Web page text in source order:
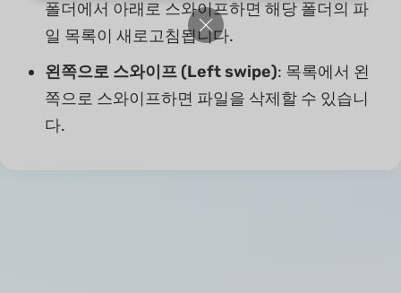
폴더에서 아래로 스와이프하면 해당 폴더의 파
일 목록이 새로고침됩니다.
왼쪽으로 스와이프 (Left swipe): 목록에서 왼
쪽으로 스와이프하면 파일을 삭제할 수 있습니
다.